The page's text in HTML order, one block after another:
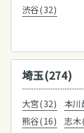
渋谷(32)
埼玉(274)
大宮(32) 本
熊谷(16)
志